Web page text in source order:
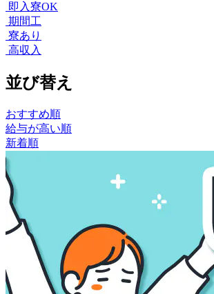
即入寮OK
期間工
寮あり
高収入
並び替え
おすすめ順
給与が高い順
新着順